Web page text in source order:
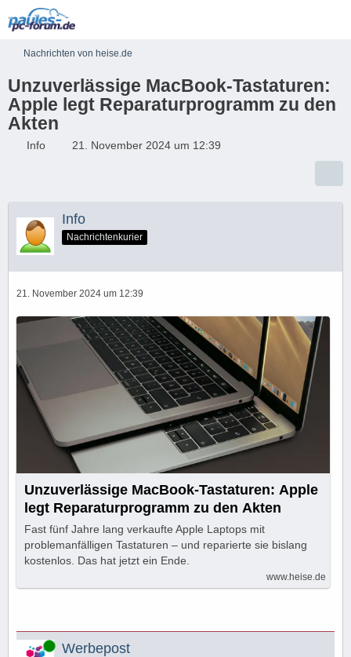
Nachrichten von heise.de
Unzuverlässige MacBook-Tastaturen:
Apple legt Reparaturprogramm zu den
Akten
Info 21. November 2024 um 12:39
Info
Nachrichtenkurier
21. November 2024 um 12:39
Unzuverlässige MacBook-Tastaturen: Apple
legt Reparaturprogramm zu den Akten
Fast fünf Jahre lang verkaufte Apple Laptops mit
problemanfälligen Tastaturen – und reparierte sie bislang
kostenlos. Das hat jetzt ein Ende.
www.heise.de
Online Werbepost